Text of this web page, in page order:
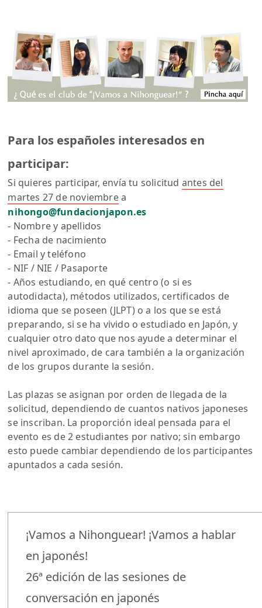
Para los españoles interesados en
participar:
Si quieres participar, envía tu solicitud antes del
martes 27 de noviembrea
nihongo@fundacionjapon.es
- Nombre y apellidos
- Fecha de nacimiento
- Email y teléfono
- NIF / NIE / Pasaporte
- Años estudiando, en qué centro (o si es
autodidacta), métodos utilizados, certificados de
idioma que se poseen (JLPT) o a los que se está
preparando, si se ha vivido o estudiado en Japón, y
cualquier otro dato que nos ayude a determinar el
nivel aproximado, de cara también a la organización
de los grupos durante la sesión.
Las plazas se asignan por orden de llegada de la
solicitud, dependiendo de cuantos nativos japoneses
se inscriban. La proporción ideal pensada para el
evento es de 2 estudiantes por nativo; sin embargo
esto puede cambiar dependiendo de los participantes
apuntados a cada sesión.
¡Vamos a Nihonguear! ¡Vamos a hablar
en japonés!
26ª edición de las sesiones de
conversación en japonés